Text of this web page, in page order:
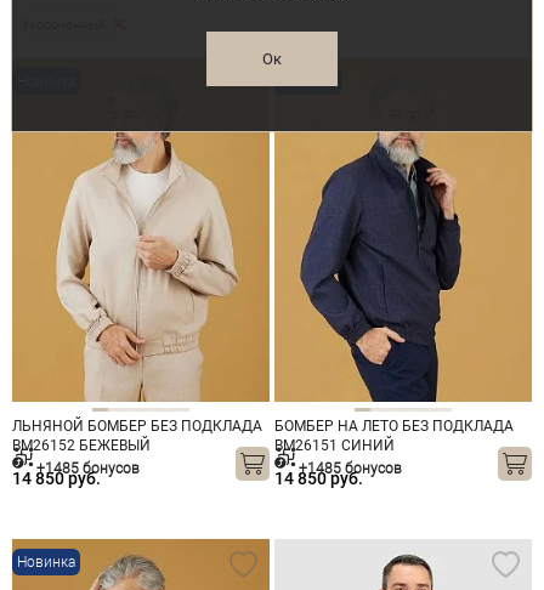
Ок
ЛЬНЯНОЙ БОМБЕР БЕЗ ПОДКЛАДА
BM26152 БЕЖЕВЫЙ
14 850 руб.
+1485 бонусов
БОМБЕР НА ЛЕТО БЕЗ ПОДКЛАДА
BM26151 СИНИЙ
14 850 руб.
+1485 бонусов
Новинка